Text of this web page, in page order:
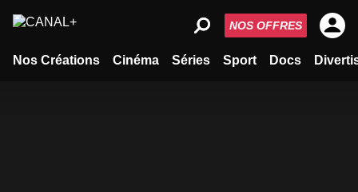
Nos Créations Cinéma Séries Sport Docs
NOS OFFRES